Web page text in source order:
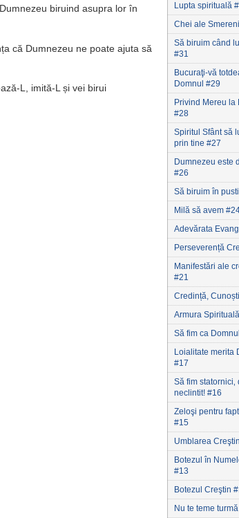
biruind asupra lor în
că Dumnezeu ne poate ajuta să
L, imită-L și vei birui
Lupta spirituală
Chei ale
Să biruim când
#31
Bucuraţi-vă
Domnul #29
Privind Mereu la
#28
Spiritul Sfânt să
prin tine #27
Dumnezeu este
#26
Să biruim în
Milă să avem
Adevărata
Perseverență
Manifestări ale
#21
Credință,
Armura
Să fim ca
Loialitate merita
#17
Să fim statornici‚
neclintit! #16
Zeloşi pentru
#15
Umblarea
Botezul în
#13
Botezul Creştin
Nu te teme